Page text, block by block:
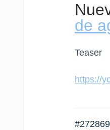
de
Teaser
https://
#272869